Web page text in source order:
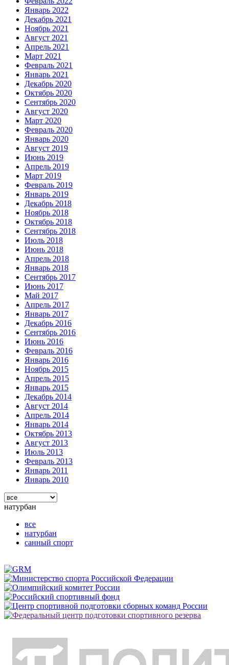
Январь 2022
Декабрь 2021
Ноябрь 2021
Август 2021
Апрель 2021
Март 2021
Февраль 2021
Январь 2021
Декабрь 2020
Октябрь 2020
Сентябрь 2020
Август 2020
Март 2020
Февраль 2020
Январь 2020
Август 2019
Июнь 2019
Апрель 2019
Март 2019
Февраль 2019
Январь 2019
Декабрь 2018
Ноябрь 2018
Октябрь 2018
Сентябрь 2018
Июль 2018
Июнь 2018
Апрель 2018
Январь 2018
Сентябрь 2017
Июнь 2017
Май 2017
Апрель 2017
Январь 2017
Декабрь 2016
Сентябрь 2016
Июнь 2016
Февраль 2016
Январь 2016
Ноябрь 2015
Апрель 2015
Январь 2015
Декабрь 2014
Август 2014
Апрель 2014
Январь 2014
Октябрь 2013
Август 2013
Июль 2013
Февраль 2013
Январь 2011
Январь 2010
натурбан
все
натурбан
санный спорт